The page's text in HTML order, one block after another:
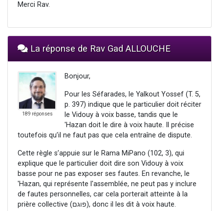
Merci Rav.
La réponse de Rav Gad ALLOUCHE
189 réponses
Bonjour,
Pour les Séfarades, le Yalkout Yossef (T. 5,
p. 397) indique que le particulier doit réciter
le Vidouy à voix basse, tandis que le
'Hazan doit le dire à voix haute. Il précise
toutefois qu’il ne faut pas que cela entraîne de dispute.
Cette règle s’appuie sur le Rama MiPano (102, 3), qui
explique que le particulier doit dire son Vidouy à voix
basse pour ne pas exposer ses fautes. En revanche, le
'Hazan, qui représente l'assemblée, ne peut pas y inclure
de fautes personnelles, car cela porterait atteinte à la
prière collective (פוגם), donc il les dit à voix haute.